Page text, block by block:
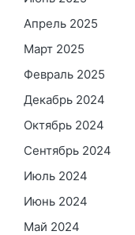
Апрель 2025
Март 2025
Февраль 2025
Декабрь 2024
Октябрь 2024
Сентябрь 2024
Июль 2024
Июнь 2024
Май 2024